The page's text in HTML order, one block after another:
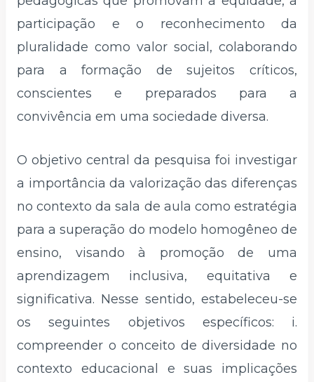
participação e o reconhecimento da
pluralidade como valor social, colaborando
para a formação de sujeitos críticos,
conscientes e preparados para a
convivência em uma sociedade diversa.
O objetivo central da pesquisa foi investigar
a importância da valorização das diferenças
no contexto da sala de aula como estratégia
para a superação do modelo homogêneo de
ensino, visando à promoção de uma
aprendizagem inclusiva, equitativa e
significativa. Nesse sentido, estabeleceu-se
os seguintes objetivos específicos: i.
compreender o conceito de diversidade no
contexto educacional e suas implicações